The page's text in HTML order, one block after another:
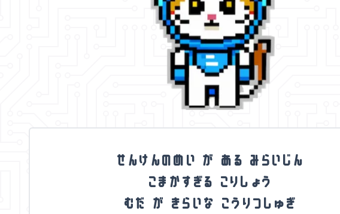
せんけんのめい が ある みらいじん
こまかすぎる こりしょう
むだ が きらいな こうりつしゅぎ